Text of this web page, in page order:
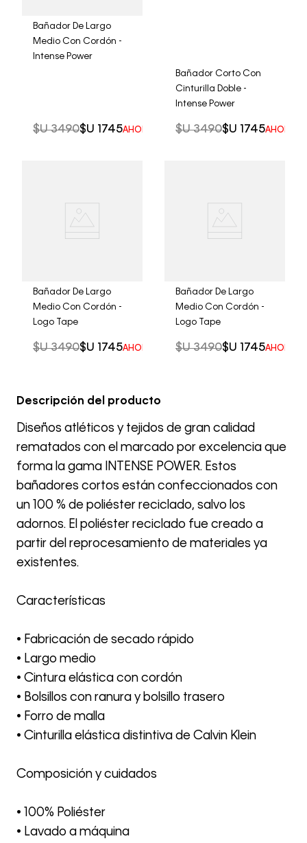
Bañador De Largo
Medio Con Cordón -
Intense Power
$U 3490$U 1745AHORRO DEL50%
Bañador Corto Con
Cinturilla Doble -
Intense Power
$U 3490$U 1745AHORRO
Bañador De Largo
Medio Con Cordón -
Logo Tape
$U 3490$U 1745AHORRO DEL50%
Bañador De Largo
Medio Con Cordón -
Logo Tape
$U 3490$U 1745AHORRO
Descripción del producto
Diseños atléticos y tejidos de gran calidad
rematados con el marcado por excelencia que
forma la gama INTENSE POWER. Estos
bañadores cortos están confeccionados con
un 100 % de poliéster reciclado, salvo los
adornos. El poliéster reciclado fue creado a
partir del reprocesamiento de materiales ya
existentes.
Características
• Fabricación de secado rápido
• Largo medio
• Cintura elástica con cordón
• Bolsillos con ranura y bolsillo trasero
• Forro de malla
• Cinturilla elástica distintiva de Calvin Klein
Composición y cuidados
• 100% Poliéster
• Lavado a máquina